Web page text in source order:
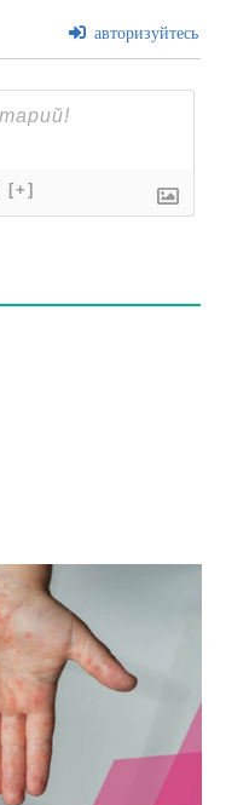
авторизуйтесь
[+]